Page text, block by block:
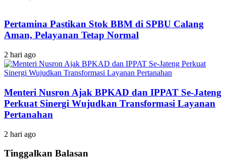
Pertamina Pastikan Stok BBM di SPBU Calang
Aman, Pelayanan Tetap Normal
2 hari ago
Menteri Nusron Ajak BPKAD dan IPPAT Se-Jateng
Perkuat Sinergi Wujudkan Transformasi Layanan
Pertanahan
2 hari ago
Tinggalkan Balasan